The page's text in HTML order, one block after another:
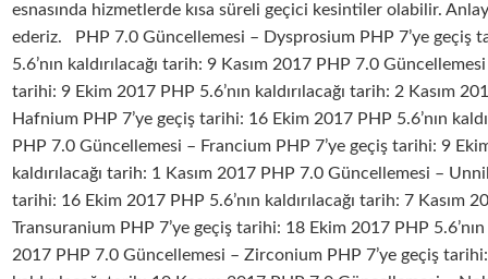
esnasında hizmetlerde kısa süreli geçici kesintiler olabilir.
ederiz. PHP 7.0 Güncellemesi – Dysprosium PHP 7’ye geçiş
5.6’nın kaldırılacağı tarih: 9 Kasım 2017 PHP 7.0
tarihi: 9 Ekim 2017 PHP 5.6’nın kaldırılacağı tarih: 2 Kasım
Hafnium PHP 7’ye geçiş tarihi: 16 Ekim 2017 PHP 5.6’nın
PHP 7.0 Güncellemesi – Francium PHP 7’ye geçiş tarihi: 9
kaldırılacağı tarih: 1 Kasım 2017 PHP 7.0 Güncellemesi –
tarihi: 16 Ekim 2017 PHP 5.6’nın kaldırılacağı tarih: 7 Kasım
Transuranium PHP 7’ye geçiş tarihi: 18 Ekim 2017 PHP 5.6’nın
2017 PHP 7.0 Güncellemesi – Zirconium PHP 7’ye geçiş